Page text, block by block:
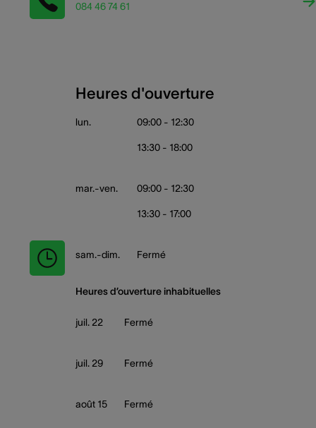
084 46 74 61
Heures d'ouverture
lun. 09:00 - 12:30
13:30 - 18:00
mar.-ven. 09:00 - 12:30
13:30 - 17:00
sam.-dim. Fermé
Heures d’ouverture inhabituelles
juil. 22 Fermé
juil. 29 Fermé
août 15 Fermé